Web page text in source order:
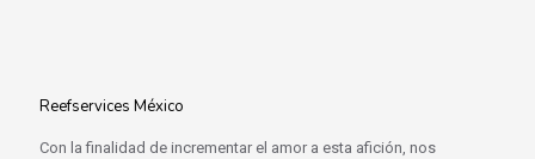
Reefservices México
Con la finalidad de incrementar el amor a esta afición, nos